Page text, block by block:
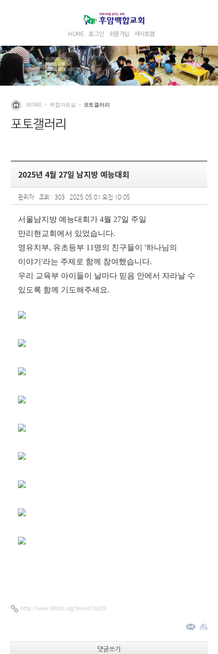
HOME 로그인 회원가입 사이트맵
HOME > 백합자료실 > 포토갤러리
포토갤러리
2025년 4월 27일 남지방 예능대회
관리자 조회 : 303 2025.05.01 오전 10:05
서울남지방 예능대회가 4월 27일 주일
만리현교회에서 있었습니다.
영유치부, 유초등부 11명의 친구들이 '하나님의
이야기'라는 주제로 함께 참여했습니다.
우리 교육부 아이들이 날마다 믿음 안에서 자라날 수
있도록 함께 기도해주세요.
http://www.100ch.org/board/16329
댓글쓰기